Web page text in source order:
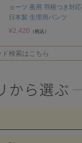
ョーツ 夜用 羽根つき対応
日本製 生理用パンツ
¥2,420 （税込）